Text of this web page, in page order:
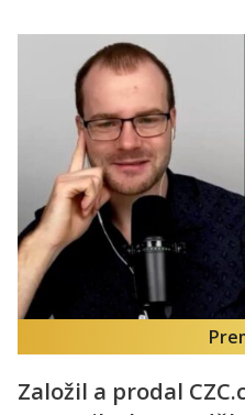
Založil a prodal